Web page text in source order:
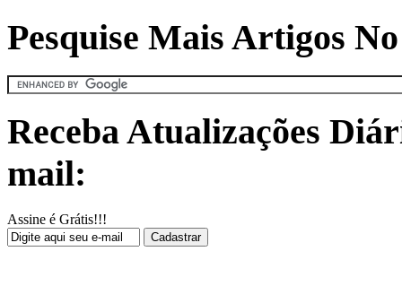
Pesquise Mais Artigos
Receba Atualizações
mail:
Assine é Grátis!!!